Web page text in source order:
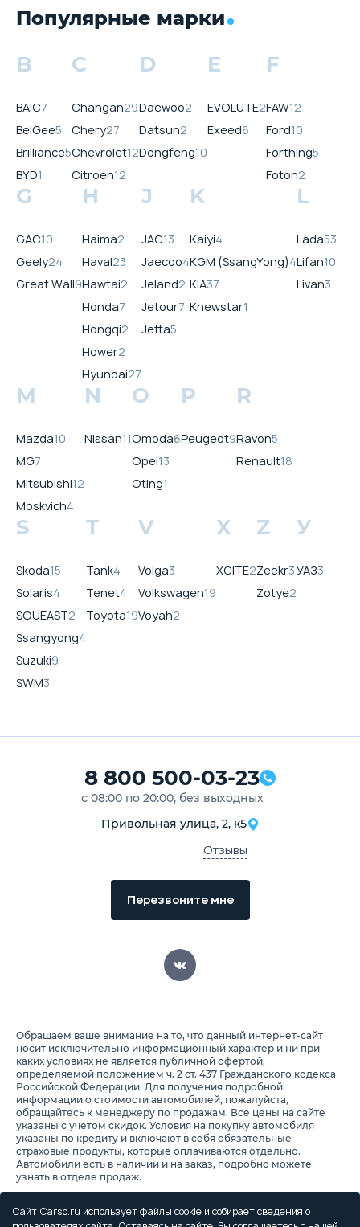
Популярные марки
B
BAIC7
BelGee5
Brilliance5
BYD1
C
Changan29
Chery27
Chevrolet12
Citroen12
D
Daewoo2
Datsun2
Dongfeng10
E
EVOLUTE2
Exeed6
F
FAW12
Ford10
Forthing5
Foton2
G
GAC10
Geely24
Great Wall9
H
Haima2
Haval23
Hawtai2
Honda7
Hongqi2
Hower2
Hyundai27
J
JAC13
Jaecoo4
Jeland2
Jetour7
Jetta5
K
Kaiyi4
KGM (SsangYong)4
KIA37
Knewstar1
L
Lada53
Lifan10
Livan3
M
Mazda10
MG7
Mitsubishi12
Moskvich4
N
Nissan11
O
Omoda6
Opel13
Oting1
P
Peugeot9
R
Ravon5
Renault18
S
Skoda15
Solaris4
SOUEAST2
Ssangyong4
Suzuki9
SWM3
T
Tank4
Tenet4
Toyota19
V
Volga3
Volkswagen19
Voyah2
X
XCITE2
Z
Zeekr3
Zotye2
У
УАЗ3
8 800 500-03-23
с 08:00 по 20:00, без выходных
Привольная улица, 2, к5
Отзывы
Перезвоните мне
Обращаем ваше внимание на то, что данный интернет-сайт
носит исключительно информационный характер и ни при
каких условиях не является публичной офертой,
определяемой положением ч. 2 ст. 437 Гражданского кодекса
Российской Федерации. Для получения подробной
информации о стоимости автомобилей, пожалуйста,
обращайтесь к менеджеру по продажам. Все цены на сайте
указаны с учетом скидок. Условия на покупку автомобиля
указаны по кредиту и включают в себя обязательные
страховые продукты, которые оплачиваются отдельно.
Автомобили есть в наличии и на заказ, подробно можете
узнать в отделе продаж.
Предоставляя свои персональные данные и используя
настоящий веб-сайт, Вы соглашаетесь с обработкой Ваших
персональных данных и принимаете условия их обработки.
Сайт Carso.ru использует файлы cookie и собирает сведения о